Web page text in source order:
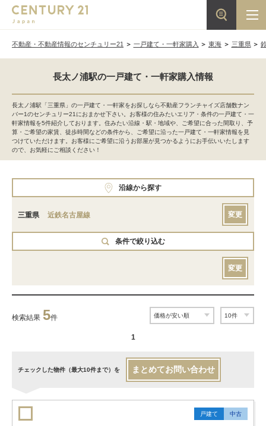
不動産・不動産情報のセンチュリー21 一戸建て・一軒家購入 東海 三重県
長太ノ浦駅の一戸建て・一軒家購入情報
長太ノ浦駅「三重県」の一戸建て・一軒家をお探しなら不動産フランチャイズ店舗数ナン
バー1のセンチュリー21におまかせ下さい。お客様の住みたいエリア・条件の一戸建て・一
軒家情報を5件紹介しております。住みたい沿線・駅・地域や、ご希望に合った間取り、予
算・ご希望の家賃、徒歩時間などの条件から、ご希望に沿った一戸建て・一軒家情報を見
つけていただけます。お客様にご希望に沿うお部屋が見つかるようにお手伝いいたします
ので、お気軽にご相談ください！
沿線から探す
三重県 近鉄名古屋線 変更
条件で絞り込む
変更
検索結果 5件
1
チェックした物件（最大10件まで）を まとめてお問い合わせ
戸建て 中古